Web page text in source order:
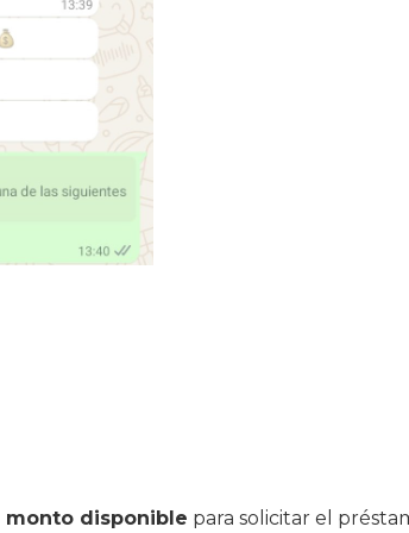
monto disponible para solicitar el